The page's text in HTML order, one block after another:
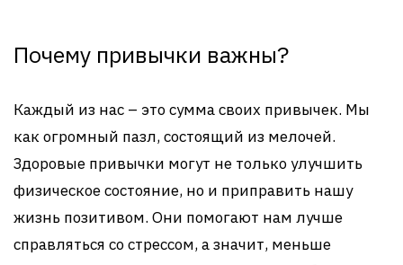
Почему привычки важны?
Каждый из нас – это сумма своих привычек. Мы
как огромный пазл, состоящий из мелочей.
Здоровые привычки могут не только улучшить
физическое состояние, но и приправить нашу
жизнь позитивом. Они помогают нам лучше
справляться со стрессом, а значит, меньше